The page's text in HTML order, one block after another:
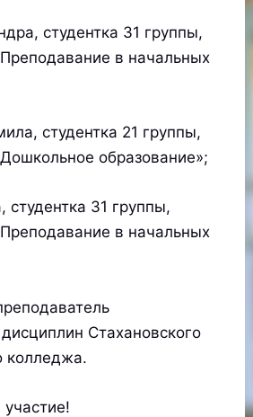
студентка 31 группы,
в начальных
студентка 21 группы,
образование»;
31 группы,
в начальных
Стахановского
колледжа.